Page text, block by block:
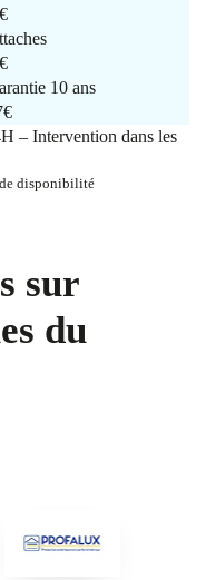
10 ans
– Intervention dans les
de disponibilité
sur
du